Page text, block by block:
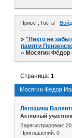
Привет, Гость!
»"Никто не
памяти
» Мосягин Фёдор
Мосягин Фёдор
Страница:1
Легошина
Активный участник
Зарегистрирован:
Приглашений: 0